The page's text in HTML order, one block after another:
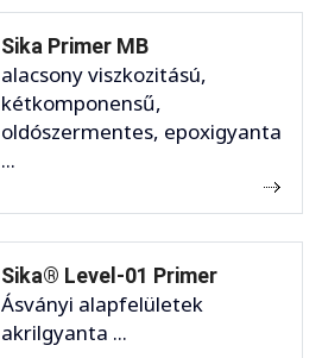
Sika Primer MB
alacsony viszkozitású,
kétkomponensű,
oldószermentes, epoxigyanta
...
Sika® Level-01 Primer
Ásványi alapfelületek
akrilgyanta ...